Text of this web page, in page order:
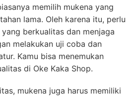
memilih mukena yang
lama. Oleh karena itu, perlu
berkualitas dan menjaga
melakukan uji coba dan
Kamu bisa menemukan
di Oke Kaka Shop.
mukena juga harus memiliki